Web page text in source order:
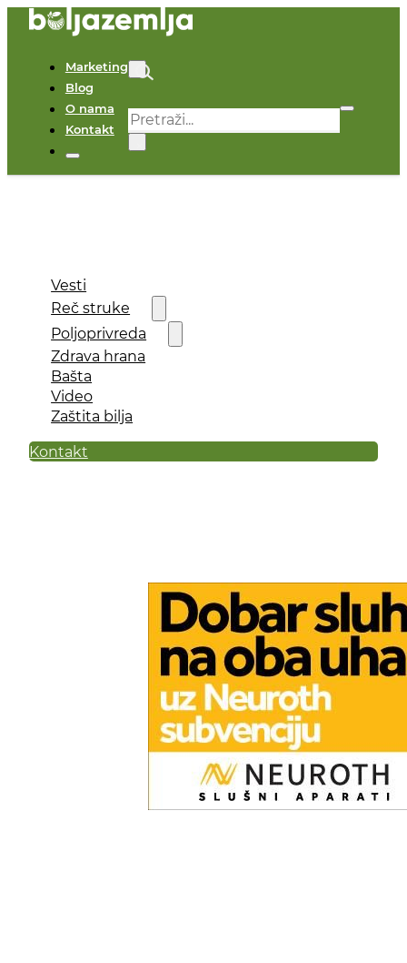
Marketing
Blog
O nama
Kontakt
Pretraga
Vesti
Reč struke
Poljoprivreda
Zdrava hrana
Bašta
Video
Zaštita bilja
Kontakt